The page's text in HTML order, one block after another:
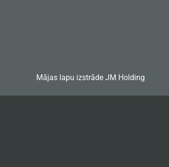
Mājas lapu izstrāde JM Holding